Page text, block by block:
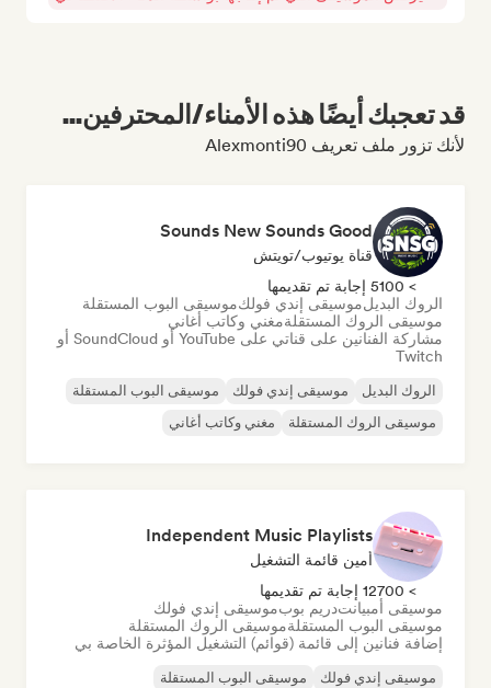
قد تعجبك أيضًا هذه الأمناء/المحترفين...
لأنك تزور ملف تعريف Alexmonti90
Sounds New Sounds Good
قناة يوتيوب/تويتش
> 5100 إجابة تم تقديمها
الروك البديلموسيقى إندي فولكموسيقى البوب المستقلة
موسيقى الروك المستقلةمغني وكاتب أغاني
مشاركة الفنانين على قناتي على YouTube أو SoundCloud أو
Twitch
الروك البديل موسيقى إندي فولك
موسيقى البوب المستقلة
موسيقى الروك المستقلة
مغني وكاتب أغاني
Independent Music Playlists
أمين قائمة التشغيل
> 12700 إجابة تم تقديمها
موسيقى أمبيانتدريم بوبموسيقى إندي فولك
موسيقى البوب المستقلةموسيقى الروك المستقلة
إضافة فنانين إلى قائمة (قوائم) التشغيل المؤثرة الخاصة بي
موسيقى إندي فولك
موسيقى البوب المستقلة